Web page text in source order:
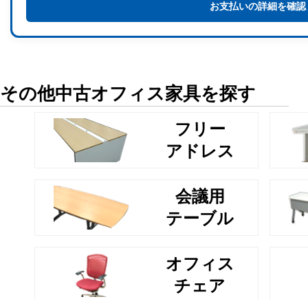
お支払いの詳細を確認
その他中古オフィス家具を探す
フリー
アドレス
会議用
テーブル
オフィス
チェア